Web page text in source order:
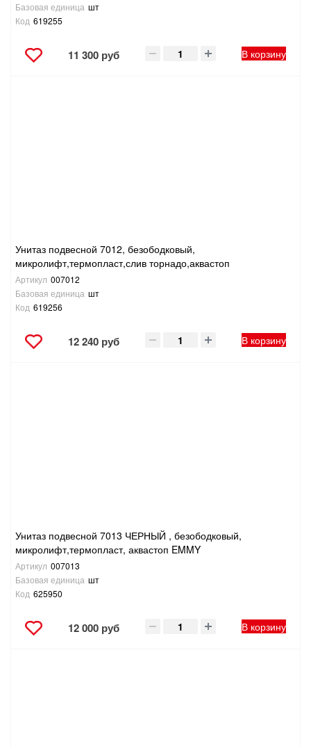
Базовая единица шт
Код 619255
11 300 руб В корзину
Унитаз подвесной 7012, безободковый,
микролифт,термопласт,слив торнадо,аквастоп
Артикул 007012
Базовая единица шт
Код 619256
12 240 руб В корзину
Унитаз подвесной 7013 ЧЕРНЫЙ , безободковый,
микролифт,термопласт, аквастоп EMMY
Артикул 007013
Базовая единица шт
Код 625950
12 000 руб В корзину